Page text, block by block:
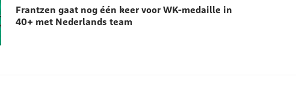
Frantzen gaat nog één keer voor WK-medaille in
40+ met Nederlands team